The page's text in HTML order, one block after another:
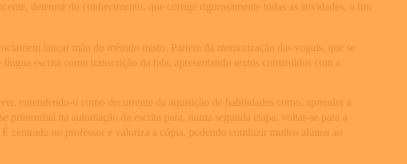
detentor do conhecimento, que corrige rigorosamente todas as atividades, a fim
lançar mão do método misto. Partem da memorização das vogais, que se
escrita como transcrição da fala, apresentando textos construídos com a
entendendo-o como decorrente da aquisição de habilidades como, aprender a
na automação da escrita para, numa segunda etapa, voltar-se para a
centrado no professor e valoriza a cópia, podendo conduzir muitos alunos ao